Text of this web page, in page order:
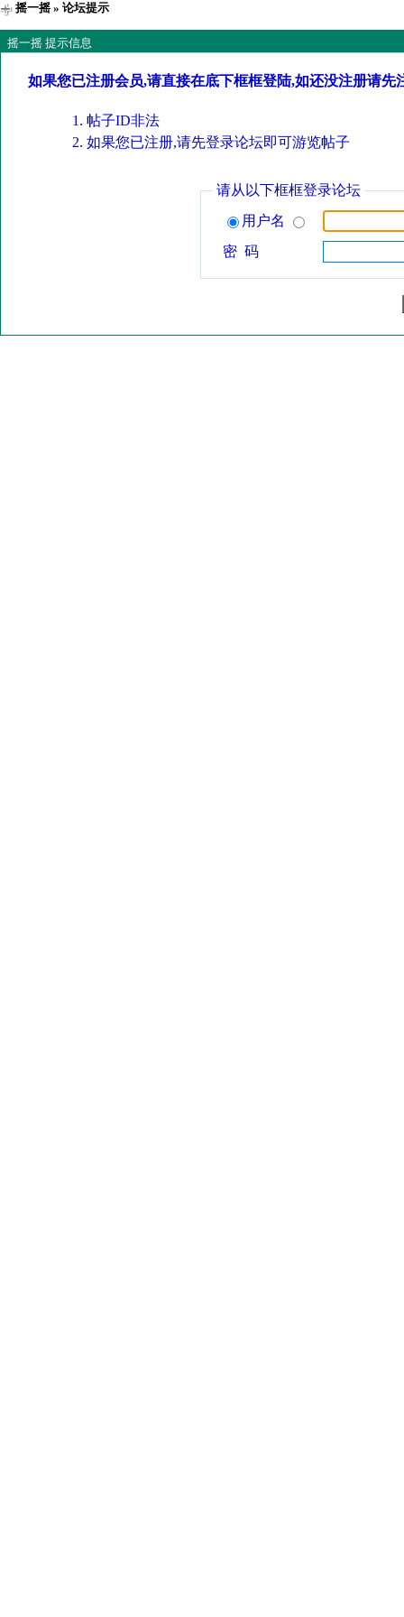
摇一摇» 论坛提示
摇一摇 提示信息
如果您已注册会员,请直接在底下框框登陆,如还没注册请先
帖子ID非法
如果您已注册,请先登录论坛即可游览帖子
请从以下框框登录论坛
用户名
密 码